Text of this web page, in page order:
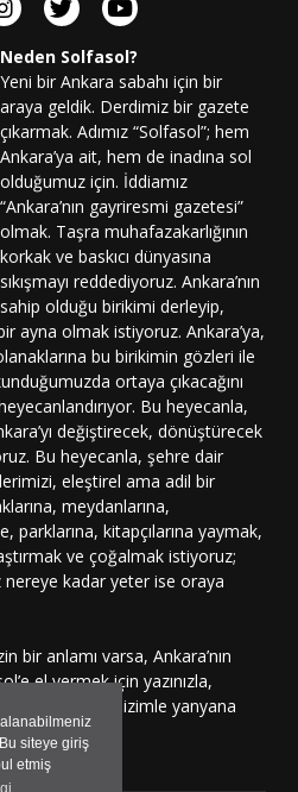
siteye giriş
etmiş
Neden Solfasol?
Yeni bir Ankara sabahı için bir
araya geldik. Derdimiz bir gazete
çıkarmak. Adımız “Solfasol”; hem
Ankara’ya ait, hem de inadına sol
olduğumuz için. İddiamız
“Ankara’nın gayriresmi gazetesi”
olmak. Taşra muhafazakarlığının
korkak ve baskıcı dünyasına
sıkışmayı reddediyoruz. Ankara’nın
sahip olduğu birikimi derleyip,
ayna olmak istiyoruz. Ankara’ya,
bu birikimin gözleri ile
ortaya çıkacağını
Bu heyecanla,
değiştirecek, dönüştürecek
Bu heyecanla, şehre dair
eleştirel ama adil bir
meydanlarına,
parklarına, kitapçılarına yaymak,
ve çoğalmak istiyoruz;
kadar yeter ise oraya
bir anlamı varsa, Ankara’nın
el vermek için yazınızla,
katılmaya, bizimle yanyana